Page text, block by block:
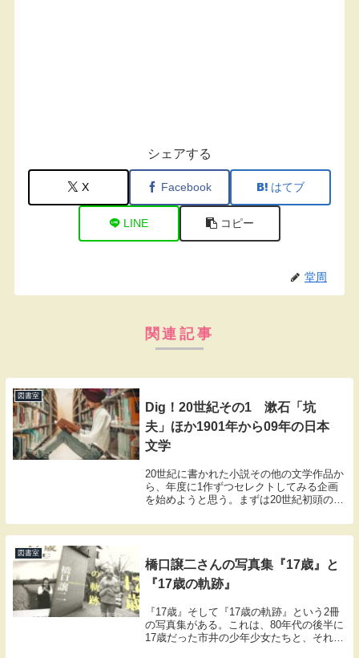
シェアする
X Facebook はてブ
LINE コピー
堂周
関連記事
図書室
Dig！20世紀その1 漱石「坑
夫」ほか1901年から09年の日本
文学
20世紀に書かれた小説その他の文学作品か
ら、年度に1作ずつセレクトしてみる企画
を始めようと思う。まずは20世紀初頭の小
選んでみた。紹介している作品はいずれも
青空文庫その他に全文がある。初回は1901
図書室
橋口譲二さんの写真集『17歳』と
『17歳の軌跡』
『17歳』そして『17歳の軌跡』という2冊
の写真集がある。これは、80年代の後半に
17歳だった市井の少年少女たちと、それか